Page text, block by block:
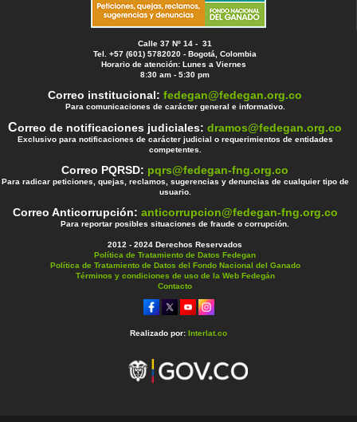
Calle 37 Nº 14 - 31
Tel. +57 (601) 5782020 - Bogotá, Colombia
Horario de atención: Lunes a Viernes
8:30 am - 5:30 pm
Correo institucional:fedegan@fedegan.org.co
Para comunicaciones de carácter general e informativo.
Correo de notificaciones judiciales:dramos@fedegan.org.co
Exclusivo para notificaciones de carácter judicial o requerimientos de entidades
competentes.
Correo PQRSD: pqrs@fedegan-fng.org.co
Para radicar peticiones, quejas, reclamos, sugerencias y denuncias de cualquier tipo de
usuario.
Correo Anticorrupción: anticorrupcion@fedegan-fng.org.co
Para reportar posibles situaciones de fraude o corrupción.
2012 - 2024 Derechos Reservados
Política de Tratamiento de Datos Fedegan
Política de Tratamiento de Datos del Fondo Nacional del Ganado
Términos y condiciones de uso de la Web Fedegán
Contacto
Realizado por: Interlat.co